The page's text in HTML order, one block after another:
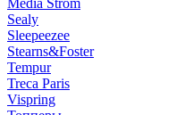
Media Strom
Sealy
Sleepeezee
Stearns&Foster
Tempur
Treca Paris
Vispring